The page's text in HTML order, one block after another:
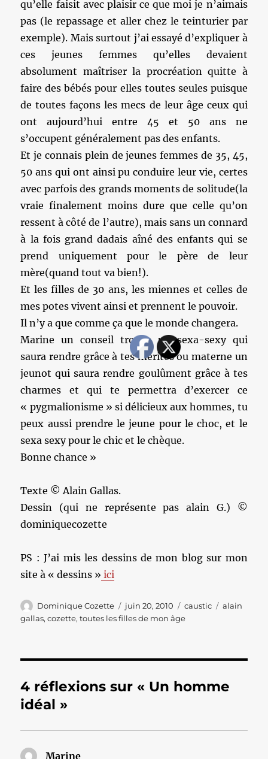
qu’elle faisit avec plaisir ce que moi je n’aimais
pas (le repassage et aller chez le teinturier par
exemple). Mais surtout j’ai essayé d’expliquer à
ces jeunes femmes qu’elles devaient
absolument maîtriser la procréation quitte à
faire des bébés pour elles toutes seules puisque
de toutes façons les mecs de leur âge ceux qui
ont aujourd’hui entre 45 et 50 ans ne
s’occupent généralement pas des enfants.
Et je connais plein de jeunes femmes de 35, 45,
50 ans qui ont ainsi pu conduire leur vie, certes
avec parfois des grands moments de solitude(la
vraie finalement moins dure que celle qu’on
ressent à côté de l’autre), mais sans un connard
à la fois grand dadais aîné des enfants qui se
prend uniquement pour le père de leur
mère(quand tout va bien!).
Et les filles de 30 ans, les miennes et celles de
mes potes vivent ainsi et prennent le pouvoir.
Il n’y a que comme ça que le monde changera.
Marine un conseil trouve un sexa-sexy qui
saura rendre grâce à tes mérites ou materne un
jeunot qui saura rendre goulûment grâce à tes
charmes et qui te permettra d’exercer ce
« pygmalionisme » si délicieux aux hommes, tu
peux aussi prendre le jeune pour le choc, et le
sexa sexy pour le chic et le chèque.
Bonne chance »
Texte © Alain Gallas.
Dessin (qui ne représente pas alain G.) ©
dominiquecozette
PS : J’ai mis les dessins de mon blog sur mon
site à « dessins » ici
Auteur
Dominique Cozette
Publié
le
juin 20, 2010 Catégories
caustic Étiquettes
alain
gallas,cozette,toutes les filles de mon âge
4 réflexions sur « Un homme
idéal »
Marine